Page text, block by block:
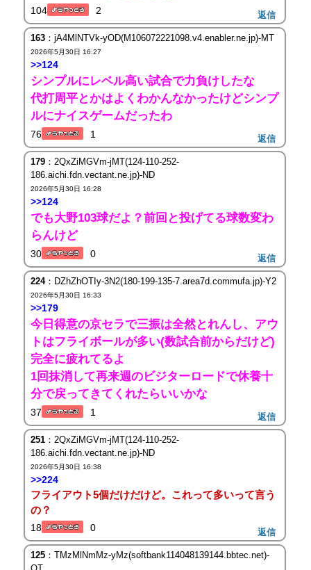
104 2 返信
163：jA4MlNTVk-yOD(M106072221098.v4.enabler.ne.jp)-MT
2026年5月30日 16:27
>>124
シンプルにレベル高い試合で力負けしたな
代打周平とかはよくわかんなかったけどシンプ
ルにナイスゲームだったわ
76 1 返信
179：2QxZiMGVm-jMT(124-110-252-
186.aichi.fdn.vectant.ne.jp)-ND
2026年5月30日 16:28
>>124
でも大野103球だよ？前回と投げてる球数変わ
らんけど
30 0 返信
224：DZhZhOTIy-3N2(180-199-135-7.area7d.commufa.jp)-Y2
2026年5月30日 16:33
>>179
今日得意の京セラで三振は全然とれんし、アウ
トはフライボールが多い(数試合前からだけど)
完全に疲れてるよ
1回抹消して再来週のビジターロードで休養十
分で戻ってきてくれたらいいかな
37 1 返信
251：2QxZiMGVm-jMT(124-110-252-
186.aichi.fdn.vectant.ne.jp)-ND
2026年5月30日 16:38
>>224
フライアウト5個だけだけど。これって多いって言う
の？
18 0 返信
125：TMzMlNmMz-yMz(softbank114048139144.bbtec.net)-